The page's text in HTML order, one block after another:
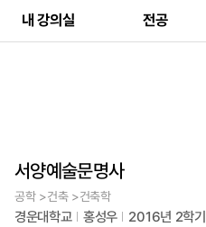
내 강의실 전공
서양예술문명사
공학 >건축 >건축학
경운대학교 홍성우 2016년 2학기